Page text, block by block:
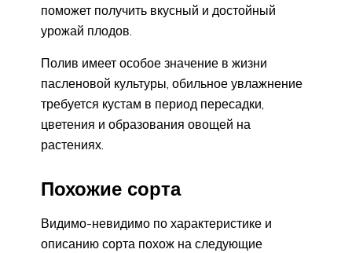
поможет получить вкусный и достойный
урожай плодов.
Полив имеет особое значение в жизни
пасленовой культуры, обильное увлажнение
требуется кустам в период пересадки,
цветения и образования овощей на
растениях.
Похожие сорта
Видимо-невидимо по характеристике и
описанию сорта похож на следующие